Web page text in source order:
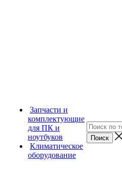
Запчасти и
комплектующие
для ПК и
ноутбуков
Климатическое
оборудование